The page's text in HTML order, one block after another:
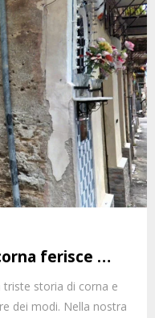
ferisce …
triste storia di corna e
dei modi. Nella nostra